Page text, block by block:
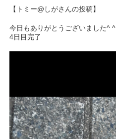
【トミー@しがさんの投稿】
今日もありがとうございました^ ^
4日目完了